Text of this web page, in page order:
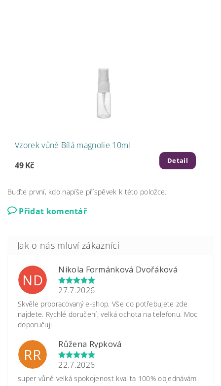
Vzorek vůně Bílá magnolie 10ml
49 Kč
Detail
Buďte první, kdo napíše příspěvek k této položce.
Přidat komentář
ND
Nikola Formánková Dvořáková
27.7.2026
Skvěle propracovaný e-shop. Vše co potřebujete zde
najdete. Rychlé doručení, velká ochota na telefonu. Moc
doporučuji
RR
Růžena Rypková
22.7.2026
super vůně velká spokojenost kvalita 100% objednávám